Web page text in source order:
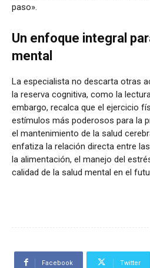
paso».
Un enfoque integral
mental
La especialista no descarta otras
la reserva cognitiva, como la
embargo, recalca que el ejercicio
estímulos más poderosos para la
el mantenimiento de la salud
enfatiza la relación directa entre
la alimentación, el manejo del
calidad de la salud mental en el
Facebook Twitter